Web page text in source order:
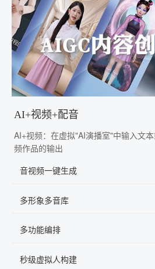
AI+视频+配音
AI+视频：在虚拟"AI演播室"中输入文
频作品的输出
音视频一键生成
多形象多音库
多功能编排
秒级虚拟人构建